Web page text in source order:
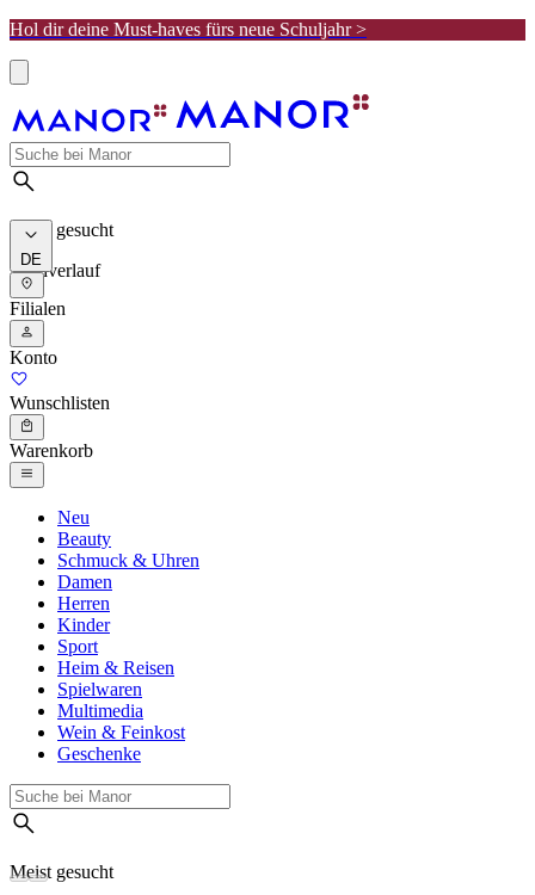
Hol dir deine Must-haves fürs neue Schuljahr >
Meist gesucht
Suchverlauf
DE
Filialen
Konto
Wunschlisten
Warenkorb
Neu
Beauty
Schmuck & Uhren
Damen
Herren
Kinder
Sport
Heim & Reisen
Spielwaren
Multimedia
Wein & Feinkost
Geschenke
Meist gesucht